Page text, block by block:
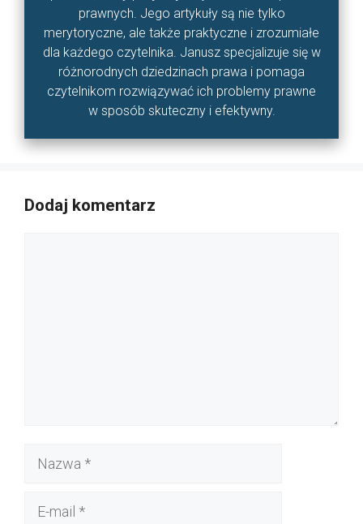
prawnych. Jego artykuły są nie tylko
merytoryczne, ale także praktyczne i zrozumiałe
dla każdego czytelnika. Janusz specjalizuje się w
różnorodnych dziedzinach prawa i pomaga
czytelnikom rozwiązywać ich problemy prawne
w sposób skuteczny i efektywny.
Dodaj komentarz
Nazwa